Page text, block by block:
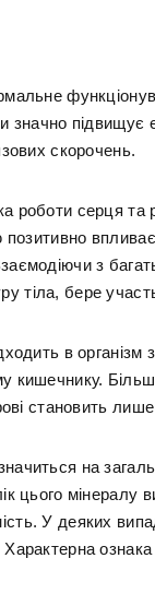
значно
скорочень.
роботи серця та
позитивно
з
тіла, бере
в організм
кишечнику.
становить лише
на
цього мінералу
У деяких